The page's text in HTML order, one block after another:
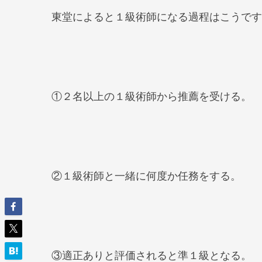
東堂によると１級術師になる過程はこうで
①２名以上の１級術師から推薦を受ける。
②１級術師と一緒に何度か任務をする。
③適正ありと評価されると準１級となる。